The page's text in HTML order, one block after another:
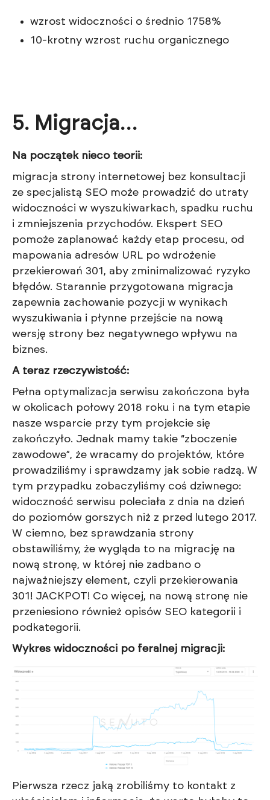
wzrost widoczności o średnio 1758%
10-krotny wzrost ruchu organicznego
5. Migracja…
Na początek nieco teorii:
migracja strony internetowej bez konsultacji
ze specjalistą SEO może prowadzić do utraty
widoczności w wyszukiwarkach, spadku ruchu
i zmniejszenia przychodów. Ekspert SEO
pomoże zaplanować każdy etap procesu, od
mapowania adresów URL po wdrożenie
przekierowań 301, aby zminimalizować ryzyko
błędów. Starannie przygotowana migracja
zapewnia zachowanie pozycji w wynikach
wyszukiwania i płynne przejście na nową
wersję strony bez negatywnego wpływu na
biznes.
A teraz rzeczywistość:
Pełna optymalizacja serwisu zakończona była
w okolicach połowy 2018 roku i na tym etapie
nasze wsparcie przy tym projekcie się
zakończyło. Jednak mamy takie “zboczenie
zawodowe”, że wracamy do projektów, które
prowadziliśmy i sprawdzamy jak sobie radzą. W
tym przypadku zobaczyliśmy coś dziwnego:
widoczność serwisu poleciała z dnia na dzień
do poziomów gorszych niż z przed lutego 2017.
W ciemno, bez sprawdzania strony
obstawiliśmy, że wygląda to na migrację na
nową stronę, w której nie zadbano o
najważniejszy element, czyli przekierowania
301! JACKPOT! Co więcej, na nową stronę nie
przeniesiono również opisów SEO kategorii i
podkategorii.
Wykres widoczności po feralnej migracji:
Pierwsza rzecz jaką zrobiliśmy to kontakt z